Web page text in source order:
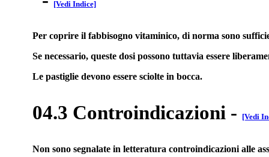
[Vedi Indice]
Per coprire il fabbisogno vitaminico, di norma sono
Se necessario, queste dosi possono tuttavia essere
Le pastiglie devono essere sciolte in bocca.
04.3 Controindicazioni - [Vedi
Non sono segnalate in letteratura controindicazioni alle